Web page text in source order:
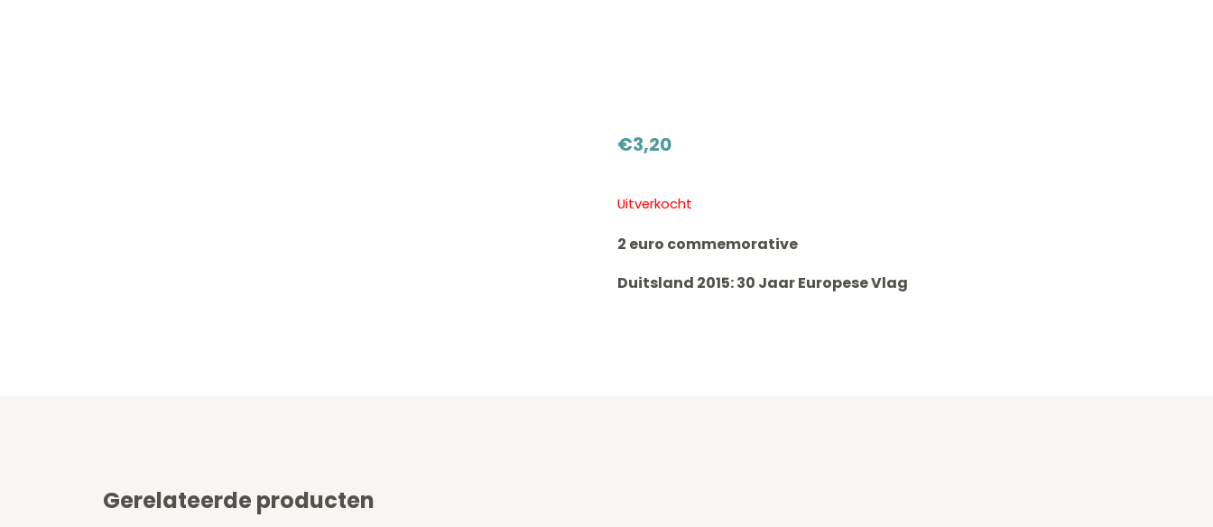
€3,20
Uitverkocht
2 euro commemorative
Duitsland 2015: 30 Jaar Europese Vlag
Gerelateerde producten